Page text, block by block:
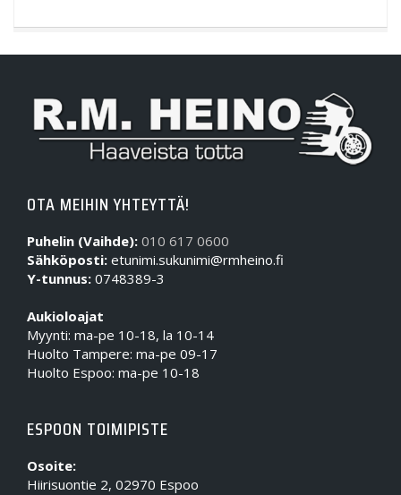
OTA MEIHIN YHTEYTTÄ!
Puhelin (Vaihde): 010 617 0600
Sähköposti: etunimi.sukunimi@rmheino.fi
Y-tunnus: 0748389-3
Aukioloajat
Myynti: ma-pe 10-18, la 10-14
Huolto Tampere: ma-pe 09-17
Huolto Espoo: ma-pe 10-18
ESPOON TOIMIPISTE
Osoite:
Hiirisuontie 2, 02970 Espoo